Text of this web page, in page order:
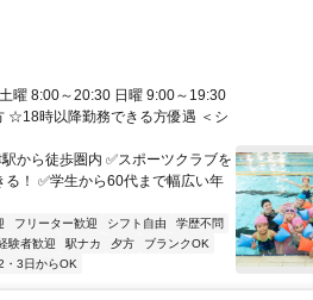
曜 8:00～20:30 日曜 9:00～19:30
時以降勤務できる方優遇 ＜シ
から徒歩圏内 ✅スポーツクラブを
！ ✅学生から60代まで幅広い年
フリーター歓迎 シフト自由
学歴不問
験者歓迎 駅ナカ 夕方
ブランクOK
・3日からOK